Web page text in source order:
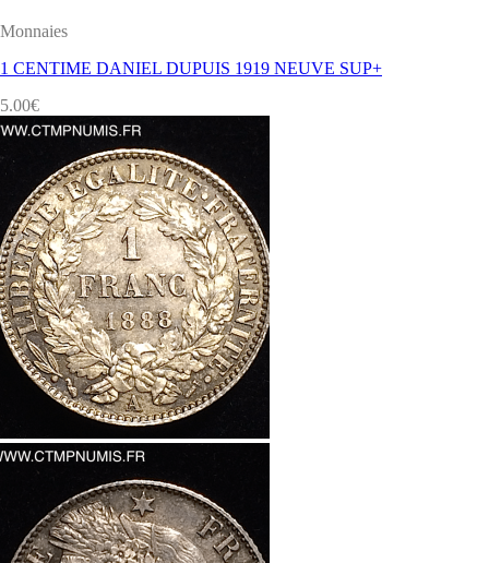
Monnaies
1 CENTIME DANIEL DUPUIS 1919 NEUVE SUP+
5.00€